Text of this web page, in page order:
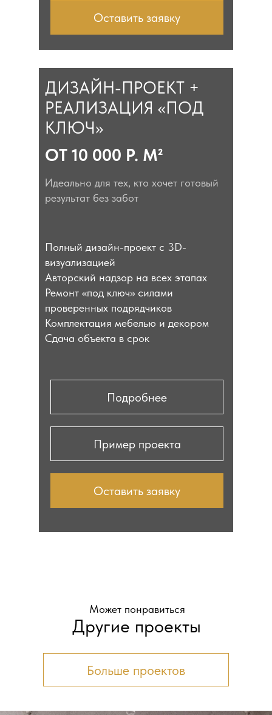
Оставить заявку
Пример проекта
Подробнее
ДИЗАЙН-ПРОЕКТ +
РЕАЛИЗАЦИЯ «ПОД
КЛЮЧ»
ОТ 10 000 Р. М²
Идеально для тех, кто хочет готовый
результат без забот
Полный дизайн-проект с 3D-
визуализацией
Авторский надзор на всех этапах
Ремонт «под ключ» силами
проверенных подрядчиков
Комплектация мебелью и декором
Сдача объекта в срок
Оставить заявку
Может понравиться
Другие проекты
Больше проектов